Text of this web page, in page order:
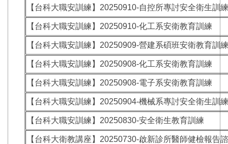
【台科大職安訓練】20250910-自控所專討安全衛生訓練
【台科大職安訓練】20250910-化工系安衛教育訓練
【台科大職安訓練】20250909-營建系碩班安衛教育訓練
【台科大職安訓練】20250908-化工系安衛教育訓練
【台科大職安訓練】20250908-電子系安衛教育訓練
【台科大職安訓練】20250904-機械系專討安全衛生訓練
【台科大職安訓練】20250830-安全衛生教育訓練
【台科大衛教講座】20250730-啟新診所醫師健檢報告